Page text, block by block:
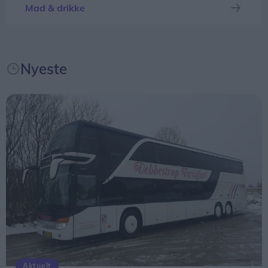
kombineret med sin egen livserfaring.
Nu er opfølgeren til debutromanen klar. Den
hedder ”Som en havmåge”.
Bogen følger Edith, hvor den tidligere bog slap.
Som en selvstændig fortsættelse. Den foregår i
Nordjylland – primært i Aalborg og Lindholm.
- Jeg har stor kærlighed til Nordjylland, og det
bærer bogen helt sikkert præg af. Det er på ingen
måde en smart Københavnerroman, men en bog,
der udover sin fortælling om Edith også tegner et
tidsbillede af Nordjylland i perioden 1970-1990,
fortæller Jette Dige Rokos.
Mad & drikke
Nyeste
Aktuelt